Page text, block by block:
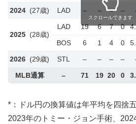
2024 (27歳) LAD – – – –
2025 (28歳)
LAD 19 6 7 0
BOS
6 1 4 0
2026 (29歳) STL – – – –
MLB通算 – 71 19 20 0
スクロールできます
*：ドル円の換算値は年平均を四捨
2023年のトミー・ジョン手術、